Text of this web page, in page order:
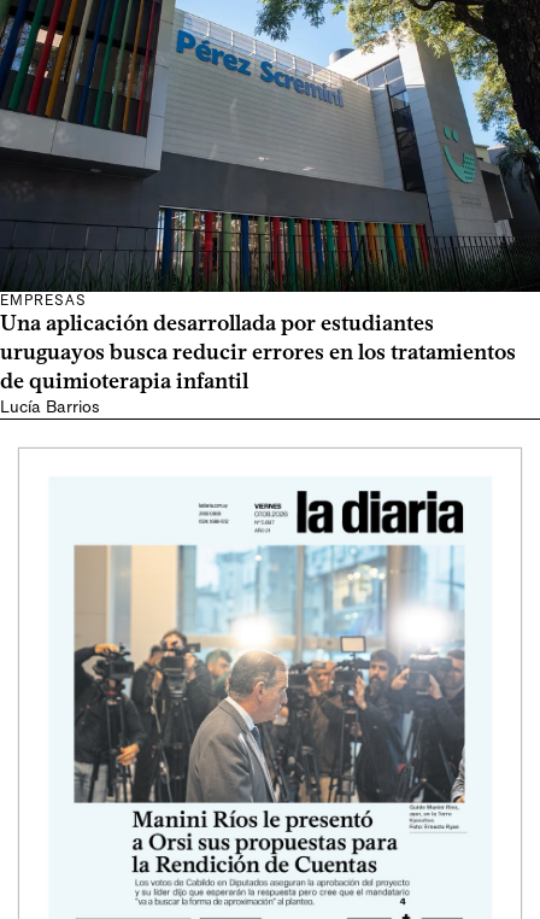
EMPRESAS
Una aplicación desarrollada por estudiantes
uruguayos busca reducir errores en los tratamientos
de quimioterapia infantil
Lucía Barrios